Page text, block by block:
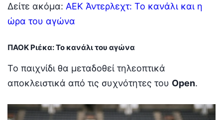
Δείτε ακόμα: ΑΕΚ Άντερλεχτ: Το κανάλι και η
ώρα του αγώνα
ΠΑΟΚ Ριέκα: Το κανάλι του αγώνα
Το παιχνίδι θα μεταδοθεί τηλεοπτικά
αποκλειστικά από τις συχνότητες του Open.